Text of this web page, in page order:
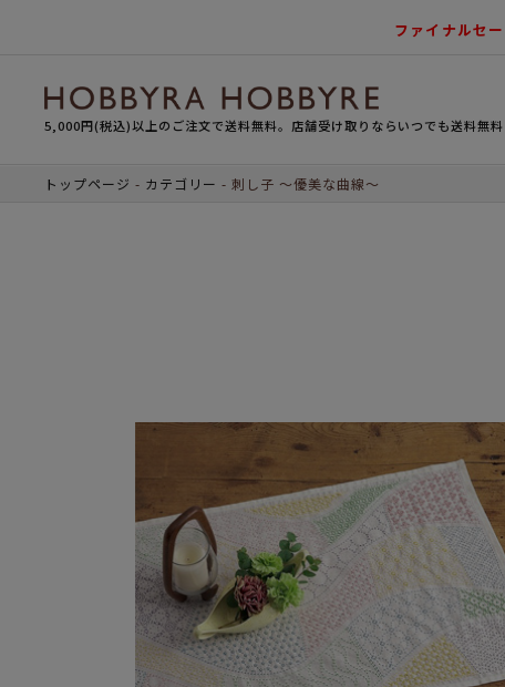
ファイナルセ
5,000円(税込)以上のご注文で送料無料。店舗受け取りならいつでも送料無料
トップページ カテゴリー 刺し子 ～優美な曲線～